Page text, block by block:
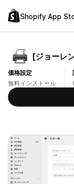
Shopify App
[ジョーレ
価格設定
無料インストール